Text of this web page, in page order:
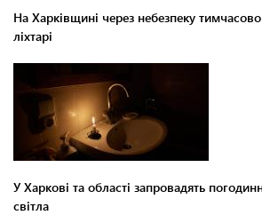
На Харківщині через небезпеку
ліхтарі
У Харкові та області запровадять
світла